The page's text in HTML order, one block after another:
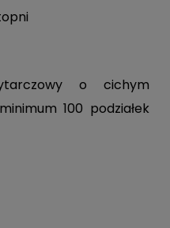
o cichym
100 podziałek